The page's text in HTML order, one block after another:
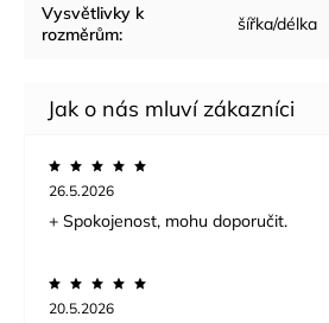
Vysvětlivky k
rozměrům: šířka/délka
26.5.2026
+ Spokojenost, mohu doporučit.
20.5.2026